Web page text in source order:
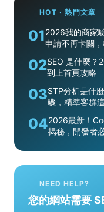
HOT · 熱門文章
012026我的商家
申請不再卡關，
02SEO 是什麼？
到上首頁攻略
03STP分析是什
驟，精準客群
042026最新！
揭秘，開發者
NEED HELP?
您的網站需要